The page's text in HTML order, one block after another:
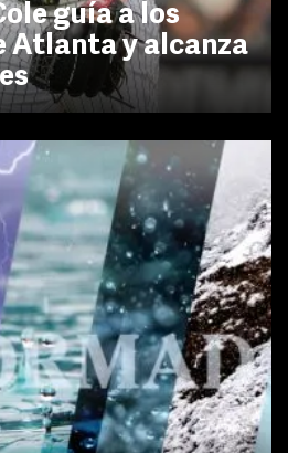
guía a los
Atlanta y alcanza